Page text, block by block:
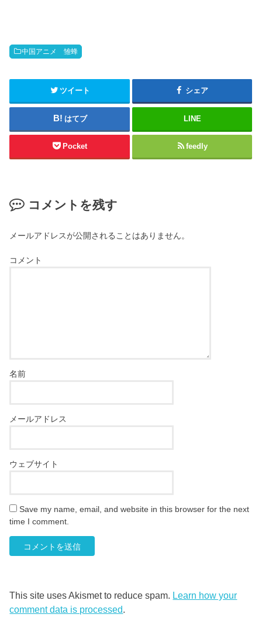
中国アニメ 雏蜂
ツイート シェア
はてブ LINE
Pocket feedly
コメントを残す
メールアドレスが公開されることはありません。
コメント
名前
メールアドレス
ウェブサイト
Save my name, email, and website in this browser for the next
time I comment.
This site uses Akismet to reduce spam. Learn how your
comment data is processed.